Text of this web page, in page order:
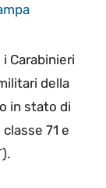
Carabinieri
della
in stato di
71 e